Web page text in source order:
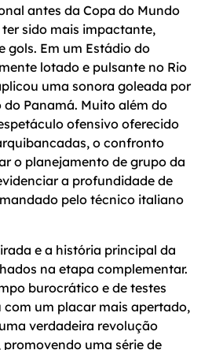
antes da Copa do Mundo
sido mais impactante,
gols. Em um Estádio do
lotado e pulsante no Rio
uma sonora goleada por
do Panamá. Muito além do
ofensivo oferecido
o confronto
o planejamento de grupo da
a profundidade de
pelo técnico italiano
e a história principal da
na etapa complementar.
burocrático e de testes
um placar mais apertado,
verdadeira revolução
uma série de